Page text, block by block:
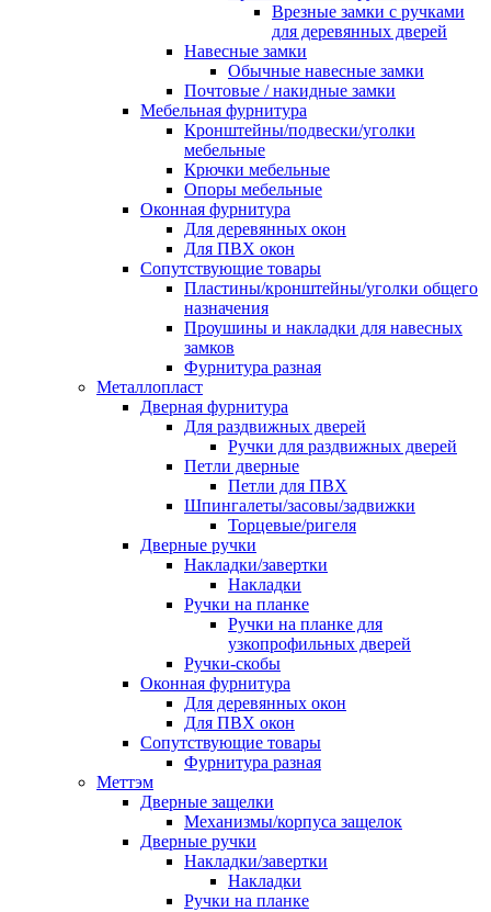
Врезные замки с ручками
для деревянных дверей
Навесные замки
Обычные навесные замки
Почтовые / накидные замки
Мебельная фурнитура
Кронштейны/подвески/уголки
мебельные
Крючки мебельные
Опоры мебельные
Оконная фурнитура
Для деревянных окон
Для ПВХ окон
Сопутствующие товары
Пластины/кронштейны/уголки общего
назначения
Проушины и накладки для навесных
замков
Фурнитура разная
Металлопласт
Дверная фурнитура
Для раздвижных дверей
Ручки для раздвижных дверей
Петли дверные
Петли для ПВХ
Шпингалеты/засовы/задвижки
Торцевые/ригеля
Дверные ручки
Накладки/завертки
Накладки
Ручки на планке
Ручки на планке для
узкопрофильных дверей
Ручки-скобы
Оконная фурнитура
Для деревянных окон
Для ПВХ окон
Сопутствующие товары
Фурнитура разная
Меттэм
Дверные защелки
Механизмы/корпуса защелок
Дверные ручки
Накладки/завертки
Накладки
Ручки на планке